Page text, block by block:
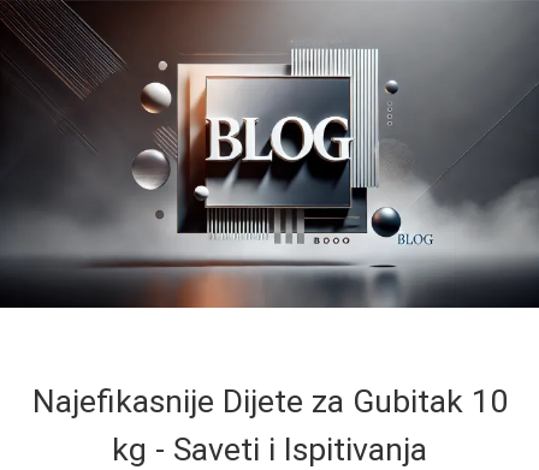
Najefikasnije Dijete za Gubitak 10
kg - Saveti i Ispitivanja